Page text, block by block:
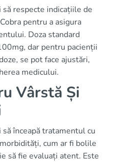
respecte indicațiile de
pentru a asigura
Doza standard
dar pentru pacienții
se pot face ajustări,
medicului.
Vârstă Și
înceapă tratamentul cu
cum ar fi bolile
să fie evaluați atent. Este